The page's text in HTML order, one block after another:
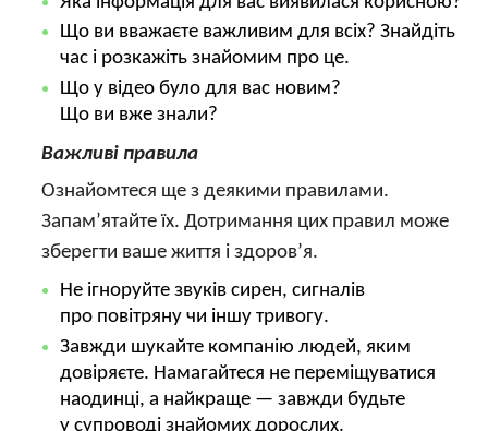
Що ви вважаєте важливим для всіх? Знайдіть
час і розкажіть знайомим про це.
Що у відео було для вас новим?
Що ви вже знали?
Важливі правила
Ознайомтеся ще з деякими правилами.
Запам’ятайте їх. Дотримання цих правил може
зберегти ваше життя і здоров’я.
Не ігноруйте звуків сирен, сигналів
про повітряну чи іншу тривогу.
Завжди шукайте компанію людей, яким
довіряєте. Намагайтеся не переміщуватися
наодинці, а найкраще — завжди будьте
у супроводі знайомих дорослих.